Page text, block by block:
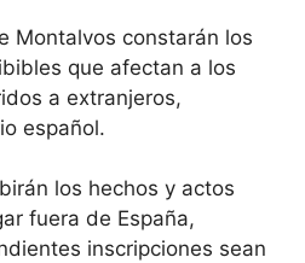
Montalvos constarán los
que afectan a los
a extranjeros,
español.
los hechos y actos
fuera de España,
inscripciones sean